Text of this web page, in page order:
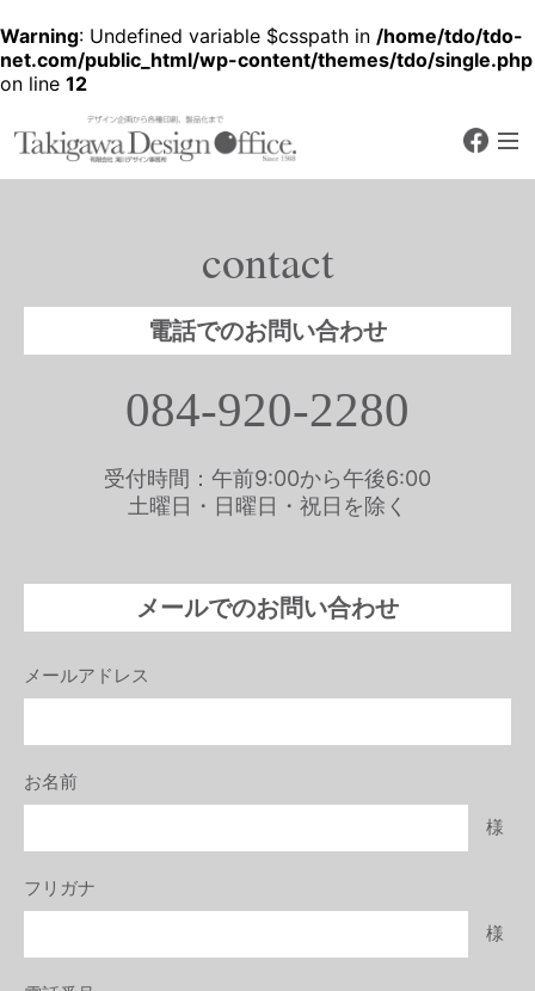
Warning: Undefined variable $csspath in /home/tdo/tdo-
net.com/public_html/wp-content/themes/tdo/single.php
on line 12
デザイン企画から各種印刷、製品化
contact
電話でのお問い合わせ
084-920-2280
受付時間：午前9:00から午後6:00
土曜日・日曜日・祝日を除く
メールでのお問い合わせ
メールアドレス
お名前
様
フリガナ
様